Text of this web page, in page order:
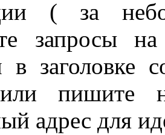
( за
запросы
в заголовке
или пишите
адрес для